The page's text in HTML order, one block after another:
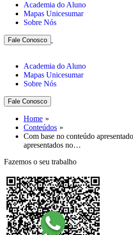
Academia do Aluno
Mapas Unicesumar
Sobre Nós
Fale Conosco
Academia do Aluno
Mapas Unicesumar
Sobre Nós
Fale Conosco
Home
Conteúdos
Com base no conteúdo
apresentados no…
Fazemos o seu trabalho